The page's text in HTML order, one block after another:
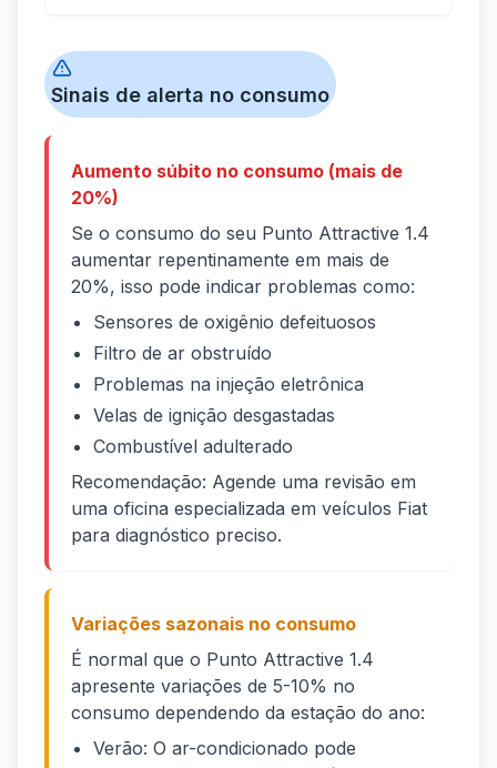
Sinais de alerta no consumo
Aumento súbito no consumo (mais de
20%)
Se o consumo do seu Punto Attractive 1.4
aumentar repentinamente em mais de
20%, isso pode indicar problemas como:
Sensores de oxigênio defeituosos
Filtro de ar obstruído
Problemas na injeção eletrônica
Velas de ignição desgastadas
Combustível adulterado
Recomendação: Agende uma revisão em
uma oficina especializada em veículos Fiat
para diagnóstico preciso.
Variações sazonais no consumo
É normal que o Punto Attractive 1.4
apresente variações de 5-10% no
consumo dependendo da estação do ano:
Verão: O ar-condicionado pode